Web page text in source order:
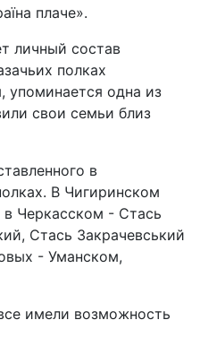
плаче».
личный состав
полках
упоминается одна из
свои семьи близ
в
В Чигиринском
в Черкасском - Стась
Стась Закрачевський
- Уманском,
имели возможность